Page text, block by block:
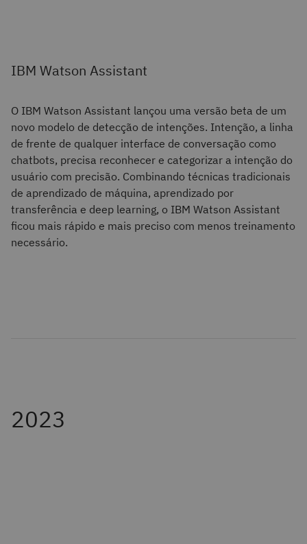
IBM Watson Assistant
O IBM Watson Assistant lançou uma versão beta de um
novo modelo de detecção de intenções. Intenção, a linha
de frente de qualquer interface de conversação como
chatbots, precisa reconhecer e categorizar a intenção do
usuário com precisão. Combinando técnicas tradicionais
de aprendizado de máquina, aprendizado por
transferência e deep learning, o IBM Watson Assistant
ficou mais rápido e mais preciso com menos treinamento
necessário.